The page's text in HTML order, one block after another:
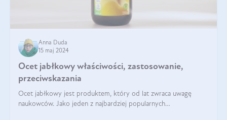
Anna Duda
15 maj 2024
Ocet jabłkowy właściwości, zastosowanie,
przeciwskazania
Ocet jabłkowy jest produktem, który od lat zwraca uwagę
naukowców. Jako jeden z najbardziej popularnych